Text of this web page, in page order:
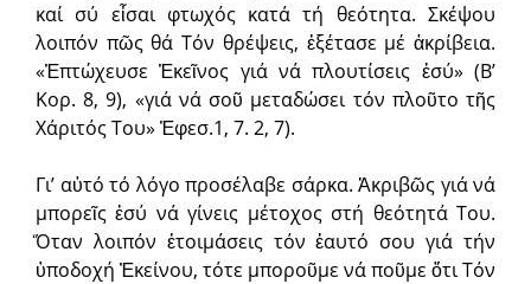
καί σύ εἶσαι φτωχός κατά τή θεότητα. Σκέψου
λοιπόν πῶς θά Τόν θρέψεις, ἐξέτασε μέ ἀκρίβεια.
«Ἐπτώχευσε Ἐκεῖνος γιά νά πλουτίσεις ἐσύ» (Β’
Κορ. 8, 9), «γιά νά σοῦ μεταδώσει τόν πλοῦτο τῆς
Χάριτός Του» Ἐφεσ.1, 7. 2, 7).
Γι’ αὐτό τό λόγο προσέλαβε σάρκα. Ἀκριβῶς γιά νά
μπορεῖς ἐσύ νά γίνεις μέτοχος στή θεότητά Του.
Ὅταν λοιπόν ἑτοιμάσεις τόν ἑαυτό σου γιά τήν
ὑποδοχή Ἐκείνου, τότε μποροῦμε νά ποῦμε ὅτι Τόν